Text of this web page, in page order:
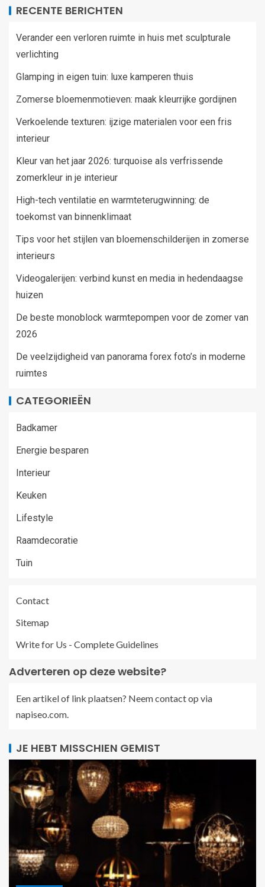
RECENTE BERICHTEN
Verander een verloren ruimte in huis met sculpturale
verlichting
Glamping in eigen tuin: luxe kamperen thuis
Zomerse bloemenmotieven: maak kleurrijke gordijnen
Verkoelende texturen: ijzige materialen voor een fris
interieur
Kleur van het jaar 2026: turquoise als verfrissende
zomerkleur in je interieur
High-tech ventilatie en warmteterugwinning: de
toekomst van binnenklimaat
Tips voor het stijlen van bloemenschilderijen in zomerse
interieurs
Videogalerijen: verbind kunst en media in hedendaagse
huizen
De beste monoblock warmtepompen voor de zomer van
2026
De veelzijdigheid van panorama forex foto’s in moderne
ruimtes
CATEGORIEËN
Badkamer
Energie besparen
Interieur
Keuken
Lifestyle
Raamdecoratie
Tuin
Contact
Sitemap
Write for Us - Complete Guidelines
Adverteren op deze website?
Een artikel of link plaatsen? Neem contact op via
napiseo.com.
JE HEBT MISSCHIEN GEMIST